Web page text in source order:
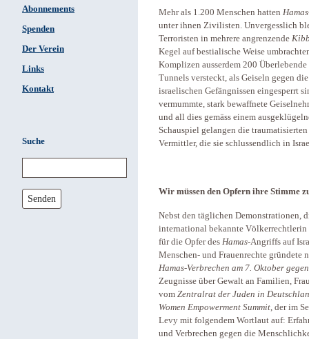
Abonnements
Spenden
Der Verein
Links
Kontakt
Suche
Senden
Mehr als 1.200 Menschen hatten Hamas
unter ihnen Zivilisten. Unvergesslich
Terroristen in mehrere angrenzende
Kegel auf bestialische Weise
Komplizen ausserdem 200
Tunnels versteckt, als Geiseln gegen
israelischen Gefängnissen eingesperrt
vermummte, stark bewaffnete
und all dies gemäss einem
Schauspiel gelangen die
Vermittler, die sie schlussendlich in
Wir müssen den Opfern ihre Stimme
Nebst den täglichen Demonstrationen,
international bekannte Völkerrechtlerin
für die Opfer des Hamas-Angriffs auf
Menschen- und Frauenrechte gründete
Hamas-Verbrechen am 7. Oktober
Zeugnisse über Gewalt an Familien,
vom Zentralrat der Juden in
Women Empowerment Summit, der im
Levy mit folgendem Wortlaut auf:
und Verbrechen gegen die